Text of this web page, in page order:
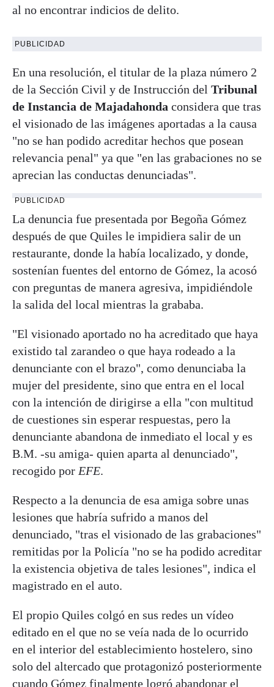
al no encontrar indicios de delito.
PUBLICIDAD
En una resolución, el titular de la plaza número 2
de la Sección Civil y de Instrucción del Tribunal
de Instancia de Majadahonda considera que tras
el visionado de las imágenes aportadas a la causa
"no se han podido acreditar hechos que posean
relevancia penal" ya que "en las grabaciones no se
aprecian las conductas denunciadas".
PUBLICIDAD
La denuncia fue presentada por Begoña Gómez
después de que Quiles le impidiera salir de un
restaurante, donde la había localizado, y donde,
sostenían fuentes del entorno de Gómez, la acosó
con preguntas de manera agresiva, impidiéndole
la salida del local mientras la grababa.
"El visionado aportado no ha acreditado que haya
existido tal zarandeo o que haya rodeado a la
denunciante con el brazo", como denunciaba la
mujer del presidente, sino que entra en el local
con la intención de dirigirse a ella "con multitud
de cuestiones sin esperar respuestas, pero la
denunciante abandona de inmediato el local y es
B.M. -su amiga- quien aparta al denunciado",
recogido por EFE.
Respecto a la denuncia de esa amiga sobre unas
lesiones que habría sufrido a manos del
denunciado, "tras el visionado de las grabaciones"
remitidas por la Policía "no se ha podido acreditar
la existencia objetiva de tales lesiones", indica el
magistrado en el auto.
El propio Quiles colgó en sus redes un vídeo
editado en el que no se veía nada de lo ocurrido
en el interior del establecimiento hostelero, sino
solo del altercado que protagonizó posteriormente
cuando Gómez finalmente logró abandonar el